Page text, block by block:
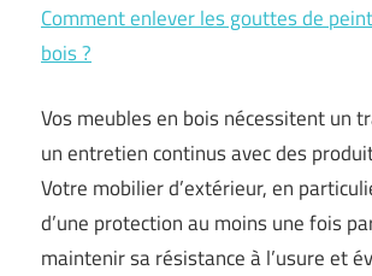
Comment enlever les gouttes de
bois ?
Vos meubles en bois nécessitent un
un entretien continus avec des
Votre mobilier d’extérieur, en
d’une protection au moins une fois
maintenir sa résistance à l’usure et